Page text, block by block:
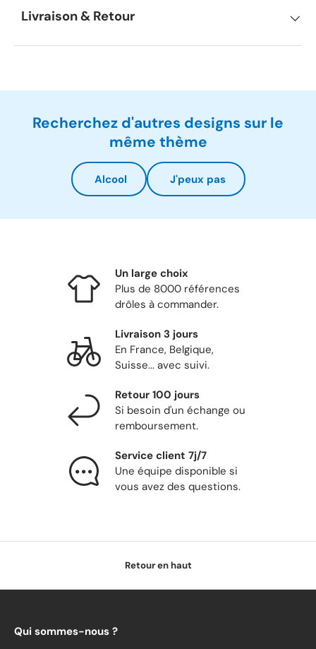
Livraison & Retour
Recherchez d'autres designs sur le
même thème
Alcool J'peux pas
Un large choix
Plus de 8000 références
drôles à commander.
Livraison 3 jours
En France, Belgique,
Suisse... avec suivi.
Retour 100 jours
Si besoin d'un échange ou
remboursement.
Service client 7j/7
Une équipe disponible si
vous avez des questions.
Retour en haut
Qui sommes-nous ?